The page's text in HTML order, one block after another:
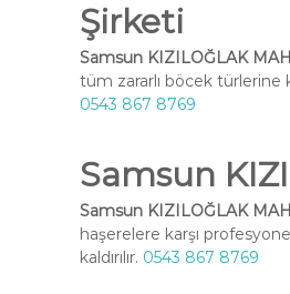
Şirketi
Samsun KIZILOĞLAK
tüm zararlı böcek türlerine
0543 867 8769
Samsun
Samsun KIZILOĞLAK
haşerelere karşı
kaldırılır. 0543 867 8769